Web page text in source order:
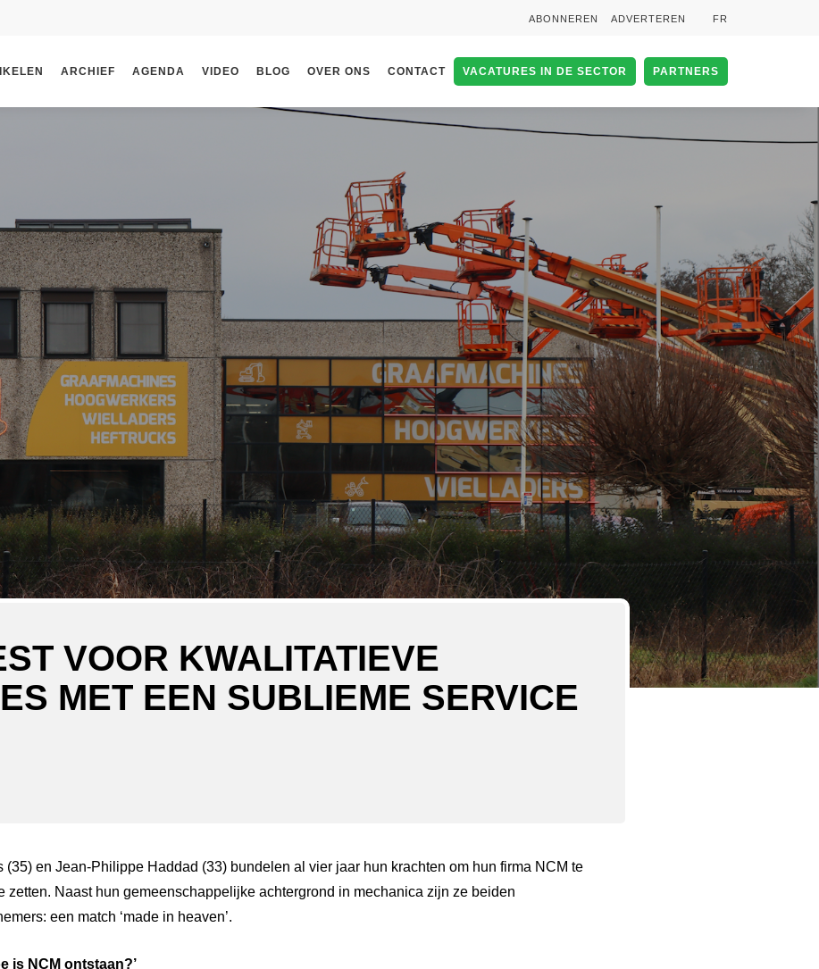
ABONNEREN ADVERTEREN FR
ARCHIEF AGENDA VIDEO BLOG OVER ONS CONTACT VACATURES IN DE SECTOR PARTNERS
VOOR KWALITATIEVE
MET EEN SUBLIEME SERVICE
(35) en Jean-Philippe Haddad (33) bundelen al vier jaar hun krachten om hun firma NCM te
zetten. Naast hun gemeenschappelijke achtergrond in mechanica zijn ze beiden
een match ‘made in heaven’.
is NCM ontstaan?’